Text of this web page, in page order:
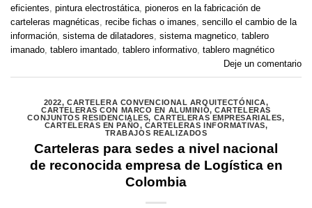
eficientes, pintura electrostática, pioneros en la fabricación de
carteleras magnéticas, recibe fichas o imanes, sencillo el cambio de la
información, sistema de dilatadores, sistema magnetico, tablero
imanado, tablero imantado, tablero informativo, tablero magnético
Deje un comentario
2022,CARTELERA CONVENCIONAL ARQUITECTÓNICA,
CARTELERAS CON MARCO EN ALUMINIO,CARTELERAS
CONJUNTOS RESIDENCIALES, CARTELERAS EMPRESARIALES,
CARTELERAS EN PAÑO, CARTELERAS INFORMATIVAS,
TRABAJOS REALIZADOS
Carteleras para sedes a nivel nacional
de reconocida empresa de Logística en
Colombia